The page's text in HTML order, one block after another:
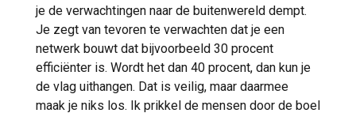
je de verwachtingen naar de buitenwereld dempt.
Je zegt van tevoren te verwachten dat je een
netwerk bouwt dat bijvoorbeeld 30 procent
efficiënter is. Wordt het dan 40 procent, dan kun je
de vlag uithangen. Dat is veilig, maar daarmee
maak je niks los. Ik prikkel de mensen door de boel